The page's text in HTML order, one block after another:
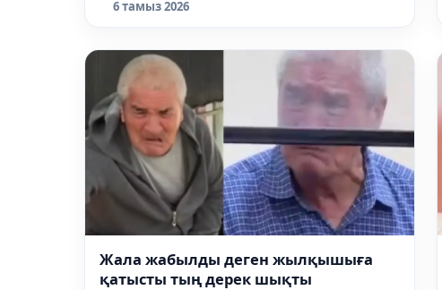
6 тамыз 2026
Жала жабылды деген жылқышыға
қатысты тың дерек шықты